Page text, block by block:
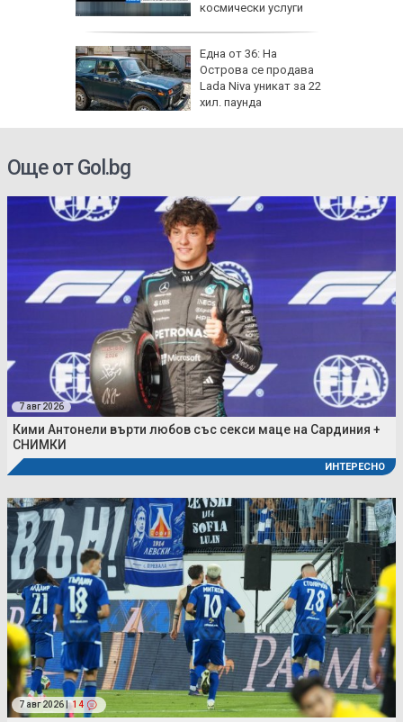
космически услуги
Една от 36: На
Острова се продава
Lada Niva уникат за 22
хил. паунда
Още от Gol.bg
7 авг 2026
Кими Антонели върти любов със секси маце на Сардиния +
СНИМКИ
ИНТЕРЕСНО
7 авг 2026 | 14